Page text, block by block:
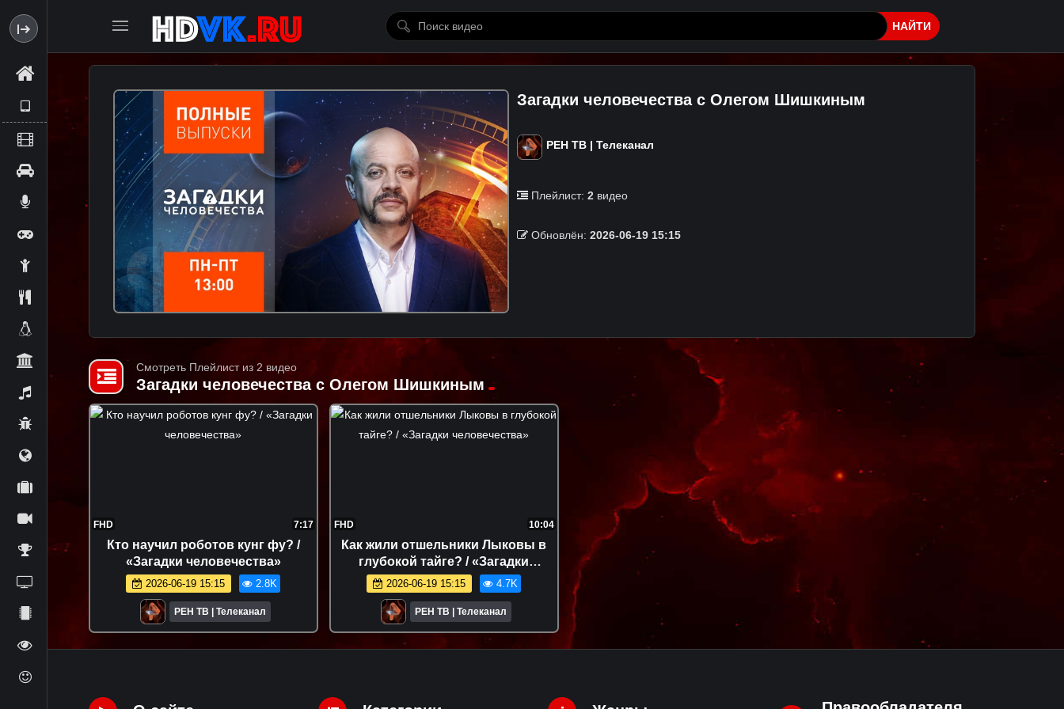
НАЙТИ
Загадки человечества с Олегом Шишкиным
РЕН ТВ | Телеканал
Плейлист: 2 видео
Обновлён: 2026-06-19 15:15
Смотреть Плейлист из 2 видео
Загадки человечества с Олегом Шишкиным
FHD 7:17
Кто научил роботов кунг фу? /
«Загадки человечества»
2026-06-19 15:15 2.8K
РЕН ТВ | Телеканал
FHD 10:04
Как жили отшельники Лыковы в
глубокой тайге? / «Загадки
человечества»
2026-06-19 15:15 4.7K
РЕН ТВ | Телеканал